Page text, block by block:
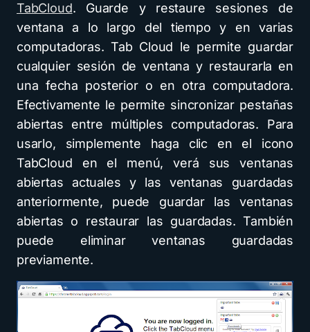
TabCloud. Guarde y restaure sesiones de
ventana a lo largo del tiempo y en varias
computadoras. Tab Cloud le permite guardar
cualquier sesión de ventana y restaurarla en
una fecha posterior o en otra computadora.
Efectivamente le permite sincronizar pestañas
abiertas entre múltiples computadoras. Para
usarlo, simplemente haga clic en el icono
TabCloud en el menú, verá sus ventanas
abiertas actuales y las ventanas guardadas
anteriormente, puede guardar las ventanas
abiertas o restaurar las guardadas. También
puede eliminar ventanas guardadas
previamente.